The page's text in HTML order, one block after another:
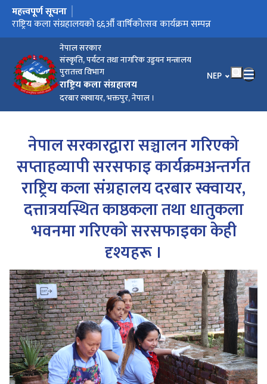
नेपाल सरकार
संस्कृति, पर्यटन तथा नागरिक उड्डयन मन्त्रालय
पुरातत्त्व विभाग
राष्ट्रिय कला संग्रहालय
दरबार स्क्वायर, भक्तपुर, नेपाल ।
भाषा चयन गर्नुहोस्
NEP
मुख्य नेभिगेसनमा जानुहोस्
महत्त्वपूर्ण सूचना
भक्तपुर दरबार क्षेत्र पुनः आफ्नो ऐतिहासिक स्वरूपमा फर्कँदै
राष्ट्रिय कला संग्रहालयको ६६औँ वार्षिकोत्सव कार्यक्रम सम्पन्न
नेपाल सरकारद्वारा सञ्चालन गरिएको
सप्ताहव्यापी सरसफाइ कार्यक्रमअन्तर्गत
राष्ट्रिय कला संग्रहालय दरबार स्क्वायर,
दत्तात्रयस्थित काष्ठकला तथा धातुकला
भवनमा गरिएको सरसफाइका केही
दृश्यहरू ।